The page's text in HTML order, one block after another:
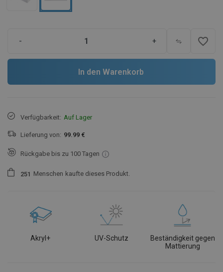
- + favorite_border
In den Warenkorb
Verfügbarkeit: Auf Lager
Lieferung von: 99.99 €
Rückgabe bis zu 100 Tagen
251 Menschen kaufte dieses Produkt.
Akryl+ UV-Schutz
Beständigkeit gegen
Mattierung